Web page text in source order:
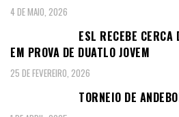
4 DE MAIO, 2026
ESL RECEBE
EM PROVA DE DUATLO JOVEM
25 DE FEVEREIRO, 2026
TORNEIO DE